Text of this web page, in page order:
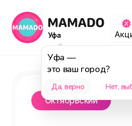
Уфа
Уфа —
это ваш город?
Да, верно Нет,
Октябрьский